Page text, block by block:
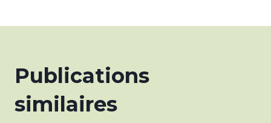
Publications
similaires